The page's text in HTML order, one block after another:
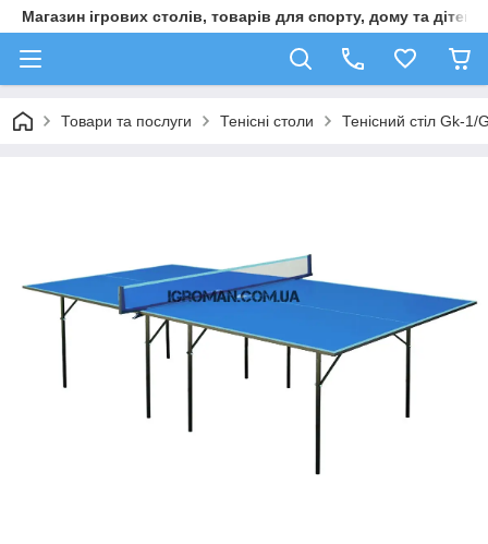
Магазин ігрових столів, товарів для спорту, дому та дітей
Товари та послуги Тенісні столи Тенісний стіл Gk-